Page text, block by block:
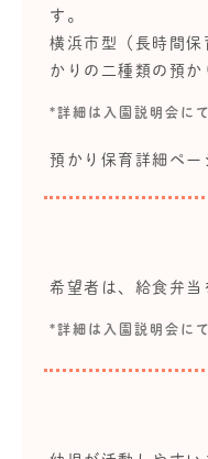
す。
横浜市型（長時間
かりの二種類の預か
*詳細は入園説明会に
預かり保育詳細ペー
希望者は、給食弁当
*詳細は入園説明会に